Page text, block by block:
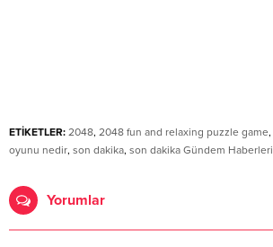
ETİKETLER: 2048, 2048 fun and relaxing puzzle game,
oyunu nedir, son dakika, son dakika Gündem Haberleri
Yorumlar